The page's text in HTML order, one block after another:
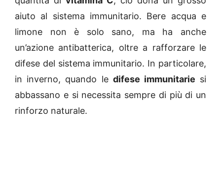
aiuto al sistema immunitario. Bere acqua e
limone non è solo sano, ma ha anche
un’azione antibatterica, oltre a rafforzare le
difese del sistema immunitario. In particolare,
in inverno, quando le difese immunitarie si
abbassano e si necessita sempre di più di un
rinforzo naturale.